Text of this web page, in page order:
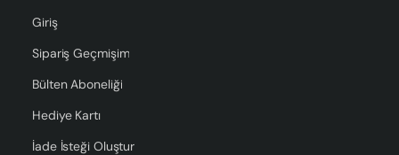
Giriş
Sipariş Geçmişim
Bülten Aboneliği
Hediye Kartı
İade İsteği Oluştur